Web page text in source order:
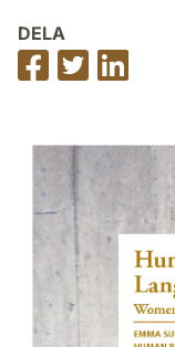
DELA
Dela
på
Dela
på
på